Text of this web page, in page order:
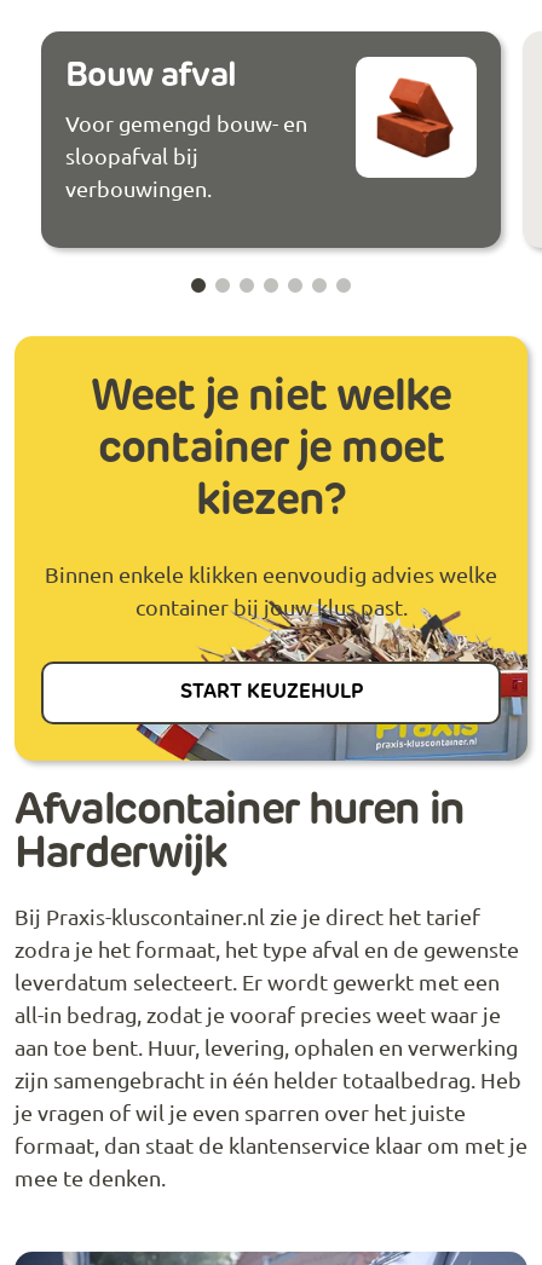
Bouw afval
Voor gemengd bouw- en
sloopafval bij
verbouwingen.
Weet je niet welke
container je moet
kiezen?
Binnen enkele klikken eenvoudig advies welke
container bij jouw klus past.
START KEUZEHULP
Afvalcontainer huren in
Harderwijk
Bij Praxis-kluscontainer.nl zie je direct het tarief
zodra je het formaat, het type afval en de gewenste
leverdatum selecteert. Er wordt gewerkt met een
all-in bedrag, zodat je vooraf precies weet waar je
aan toe bent. Huur, levering, ophalen en verwerking
zijn samengebracht in één helder totaalbedrag. Heb
je vragen of wil je even sparren over het juiste
formaat, dan staat de klantenservice klaar om met je
mee te denken.